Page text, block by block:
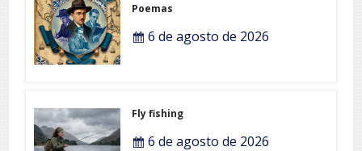
Poemas
6 de agosto de 2026
Fly fishing
6 de agosto de 2026